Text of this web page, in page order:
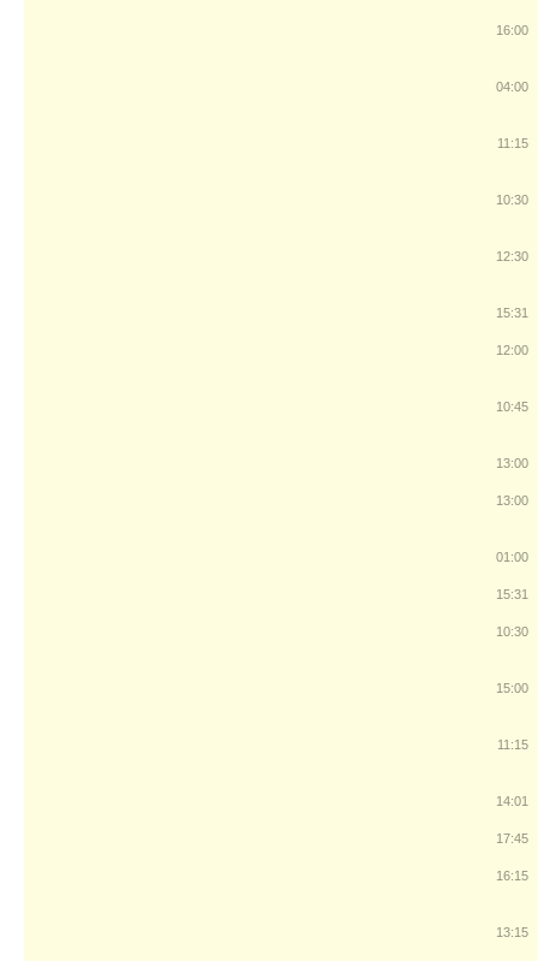
16:00
04:00
11:15
10:30
12:30
15:31
12:00
10:45
13:00
13:00
01:00
15:31
10:30
15:00
11:15
14:01
17:45
16:15
13:15